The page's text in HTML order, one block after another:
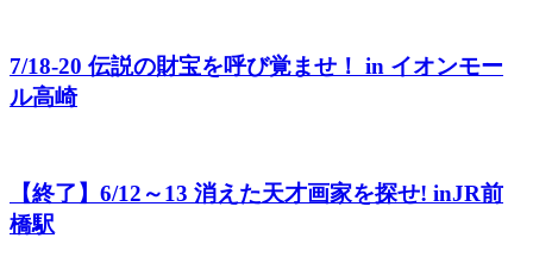
7/18-20 伝説の財宝を呼び覚ませ！ in イオンモー
ル高崎
【終了】6/12～13 消えた天才画家を探せ! inJR前
橋駅